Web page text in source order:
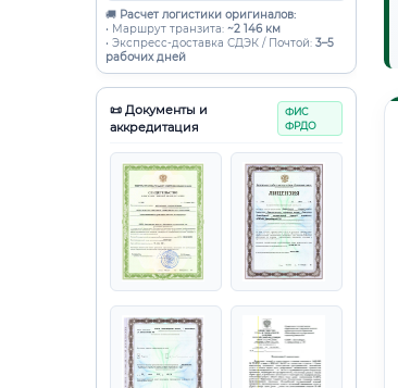
🚚 Расчет логистики оригиналов:
• Маршрут транзита: ~2 146 км
• Экспресс-доставка СДЭК / Почтой: 3–5
рабочих дней
📜 Документы и
аккредитация
ФИС
ФРДО